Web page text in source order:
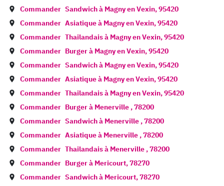
Commander Sandwich à Magny en Vexin,95420
Commander Asiatique à Magny en Vexin,95420
Commander Thailandais à Magny en Vexin,95420
Commander Burger à Magny en Vexin,95420
Commander Sandwich à Magny en Vexin,95420
Commander Asiatique à Magny en Vexin,95420
Commander Thailandais à Magny en Vexin,95420
Commander Burger à Menerville ,78200
Commander Sandwich à Menerville ,78200
Commander Asiatique à Menerville ,78200
Commander Thailandais à Menerville ,78200
Commander Burger à Mericourt,78270
Commander Sandwich à Mericourt,78270